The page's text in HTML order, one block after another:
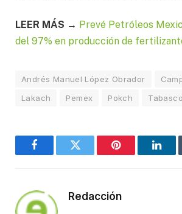
LEER MÁS → Prevé Petróleos
del 97% en producción de
Andrés Manuel López Obrador
Lakach
Pemex Pokch Tabasco
FacebookTwitter Pinterest
Redacción